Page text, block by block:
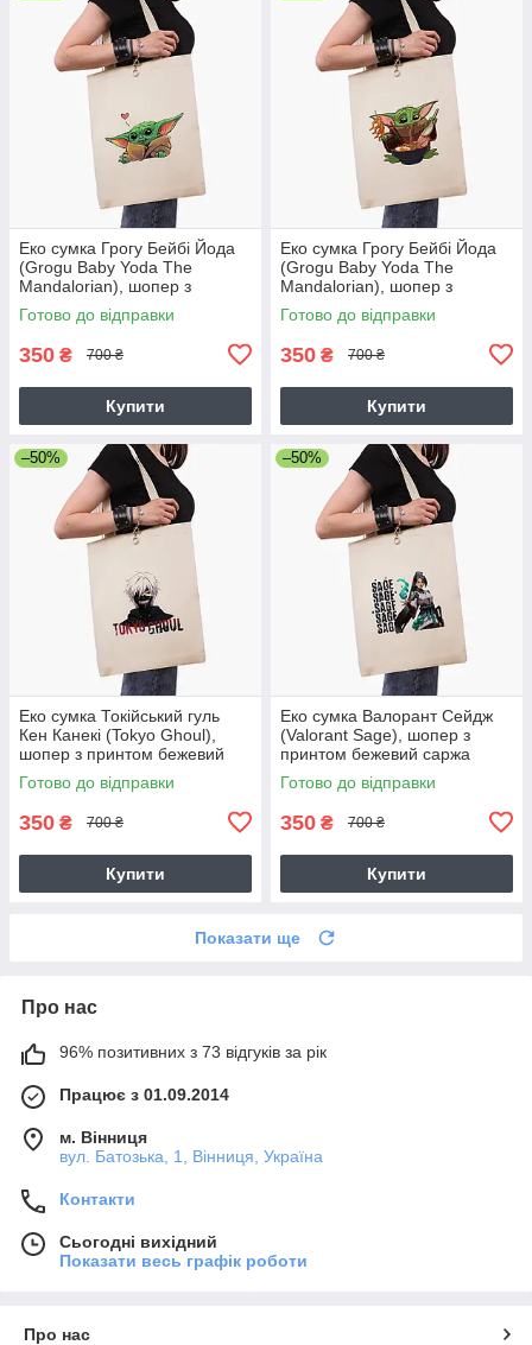
Еко сумка Грогу Бейбі Йода
(Grogu Baby Yoda The
Mandalorian), шопер з
принтом бежевий саржа
Готово до відправки
350 ₴ 700 ₴
Купити
Еко сумка Грогу Бейбі Йода
(Grogu Baby Yoda The
Mandalorian), шопер з
принтом бежевий саржа
Готово до відправки
350 ₴ 700 ₴
Купити
–50%
Еко сумка Токійський гуль
Кен Канекі (Tokyo Ghoul),
шопер з принтом бежевий
саржа
Готово до відправки
350 ₴ 700 ₴
Купити
–50%
Еко сумка Валорант Сейдж
(Valorant Sage), шопер з
принтом бежевий саржа
Готово до відправки
350 ₴ 700 ₴
Купити
Показати ще
Про нас
96% позитивних з 73 відгуків за рік
Працює з 01.09.2014
м. Вінниця
вул. Батозька, 1, Вінниця, Україна
Контакти
Сьогодні вихідний
Показати весь графік роботи
Про нас